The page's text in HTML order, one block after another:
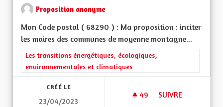
Proposition anonyme
Mon Code postal ( 68290 ) : Ma proposition : inciter
les maires des communes de moyenne montagne...
Filtrer les résultats de la catégorie : Les transitions
Les transitions énergétiques, écologiques,
environnementales et climatiques
CRÉÉ LE
23/04/2023
49 49 ABONNÉS
SUIVRE